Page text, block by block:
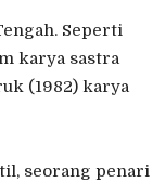
Seperti
karya sastra
(1982) karya
seorang penari